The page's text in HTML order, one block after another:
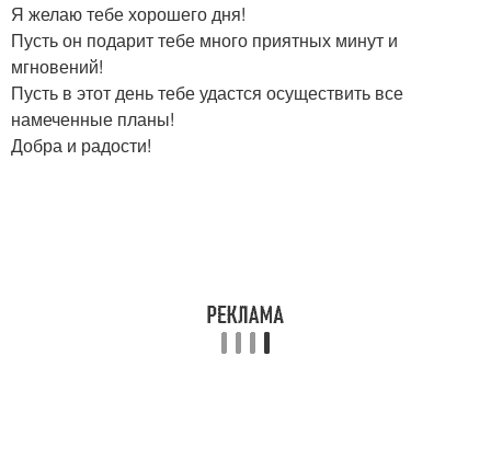
Я желаю тебе хорошего дня!
Пусть он подарит тебе много приятных минут и
мгновений!
Пусть в этот день тебе удастся осуществить все
намеченные планы!
Добра и радости!